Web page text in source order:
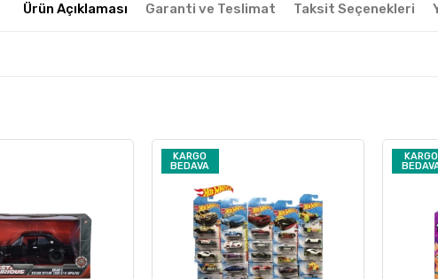
Ürün Açıklaması Garanti ve Teslimat Taksit Seçenekleri
KARGO
BEDAVA
KARGO